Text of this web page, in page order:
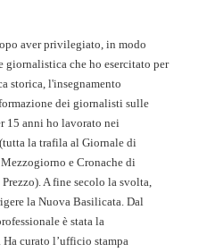
aver privilegiato, in modo
giornalistica che ho esercitato per
storica, l'insegnamento
dei giornalisti sulle
15 anni ho lavorato nei
la trafila al Giornale di
e Cronache di
A fine secolo la svolta,
la Nuova Basilicata. Dal
è stata la
curato l’ufficio stampa